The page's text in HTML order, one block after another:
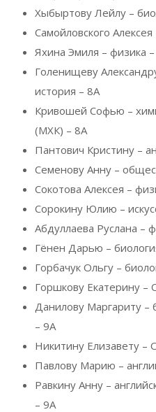
Хыбыртову Лейлу –
Самойловского
Яхина Эмиля – физика
Голенищеву
история – 8А
Кривошей Софью –
(МХК) – 8А
Пантович Кристину –
Семенову Анну –
Сокотова Алексея –
Сорокину Юлию –
Абдуллаева Руслана –
Гёнен Дарью –
Горбачук Ольгу –
Горшкову Екатерину
Данилову Маргариту –
– 9А
Никитину Елизавету –
Павлову Марию –
Равкину Анну –
– 9А